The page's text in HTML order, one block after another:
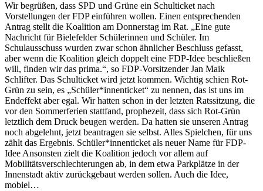
Wir begrüßen, dass SPD und Grüne ein Schulticket nach
Vorstellungen der FDP einführen wollen. Einen entsprechenden
Antrag stellt die Koalition am Donnerstag im Rat. „Eine gute
Nachricht für Bielefelder Schülerinnen und Schüler. Im
Schulausschuss wurden zwar schon ähnlicher Beschluss gefasst,
aber wenn die Koalition gleich doppelt eine FDP-Idee beschließen
will, finden wir das prima.“, so FDP-Vorsitzender Jan Maik
Schlifter. Das Schulticket wird jetzt kommen. Wichtig schien Rot-
Grün zu sein, es „Schüler*innenticket“ zu nennen, das ist uns im
Endeffekt aber egal. Wir hatten schon in der letzten Ratssitzung, die
vor den Sommerferien stattfand, prophezeit, dass sich Rot-Grün
letztlich dem Druck beugen werden. Da hatten sie unseren Antrag
noch abgelehnt, jetzt beantragen sie selbst. Alles Spielchen, für uns
zählt das Ergebnis. Schüler*innenticket als neuer Name für FDP-
Idee Ansonsten zielt die Koalition jedoch vor allem auf
Mobilitätsverschlechterungen ab, in dem etwa Parkplätze in der
Innenstadt aktiv zurückgebaut werden sollen. Auch die Idee,
mobiel…